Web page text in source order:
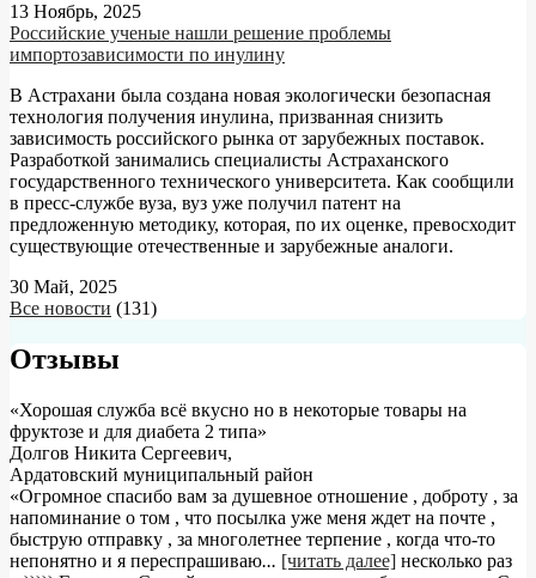
13 Ноябрь, 2025
Российские ученые нашли решение проблемы
импортозависимости по инулину
В Астрахани была создана новая экологически безопасная
технология получения инулина, призванная снизить
зависимость российского рынка от зарубежных поставок.
Разработкой занимались специалисты Астраханского
государственного технического университета. Как сообщили
в пресс-службе вуза, вуз уже получил патент на
предложенную методику, которая, по их оценке, превосходит
существующие отечественные и зарубежные аналоги.
30 Май, 2025
Все новости (131)
Отзывы
«Хорошая служба всё вкусно но в некоторые товары на
фруктозе и для диабета 2 типа»
Долгов Никита Сергеевич,
Ардатовский муниципальный район
«Огромное спасибо вам за душевное отношение , доброту , за
напоминание о том , что посылка уже меня ждет на почте ,
быструю отправку , за многолетнее терпение , когда что-то
непонятно и я переспрашиваю... [читать далее] несколько раз